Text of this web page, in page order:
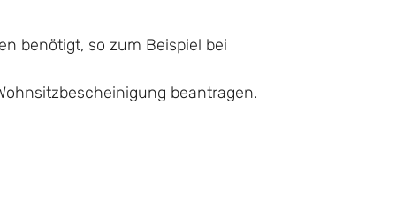
benötigt, so zum Beispiel bei
beantragen.